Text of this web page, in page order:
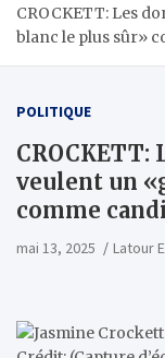
CROCKETT: Les
blanc le plus sûr»
POLITIQUE
veulent un
comme
mai 13, 2025 Latour